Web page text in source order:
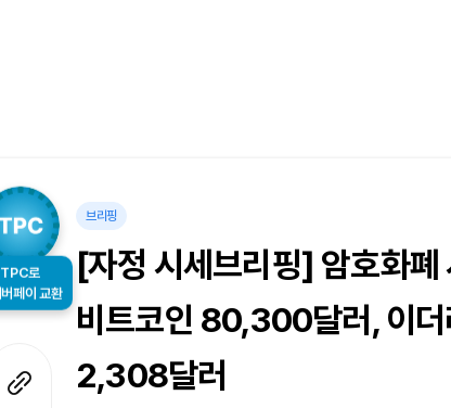
TPC로
페이 교환
브리핑
[자정 시세브리핑] 암호화
비트코인 80,300달러, 이
2,308달러